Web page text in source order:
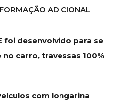
ADICIONAL
foi desenvolvido para se
carro, travessas 100%
com longarina